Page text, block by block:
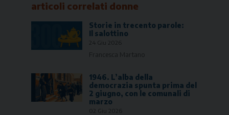
articoli correlati donne
Storie in trecento parole:
Il salottino
24 Giu 2026
Francesca Martano
1946. L’alba della
democrazia spunta prima del
2 giugno, con le comunali di
marzo
02 Giu 2026